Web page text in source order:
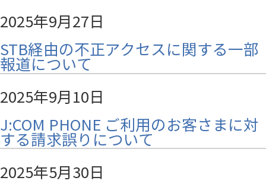
2025年9月27日
STB経由の不正アクセスに関する一部
報道について
2025年9月10日
J:COM PHONE ご利用のお客さまに対
する請求誤りについて
2025年5月30日